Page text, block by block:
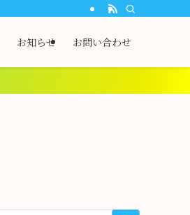
お知らせ お問い合わせ